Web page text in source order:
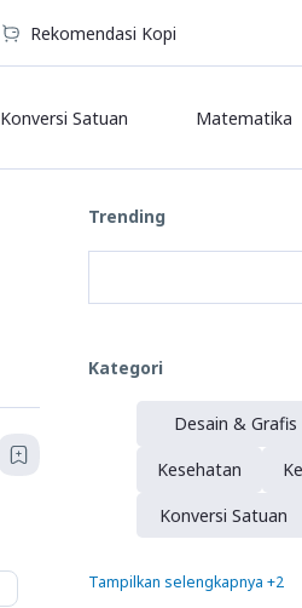
Rekomendasi Kopi
Konversi Satuan Matematika
Trending
Kategori
Desain & Grafis
Kesehatan
Konversi Satuan
Pendidikan
Tampilkan selengkapnya +2